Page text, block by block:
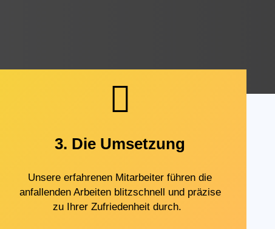
3. Die Umsetzung
Unsere erfahrenen Mitarbeiter führen die
anfallenden Arbeiten blitzschnell und präzise
zu Ihrer Zufriedenheit durch.